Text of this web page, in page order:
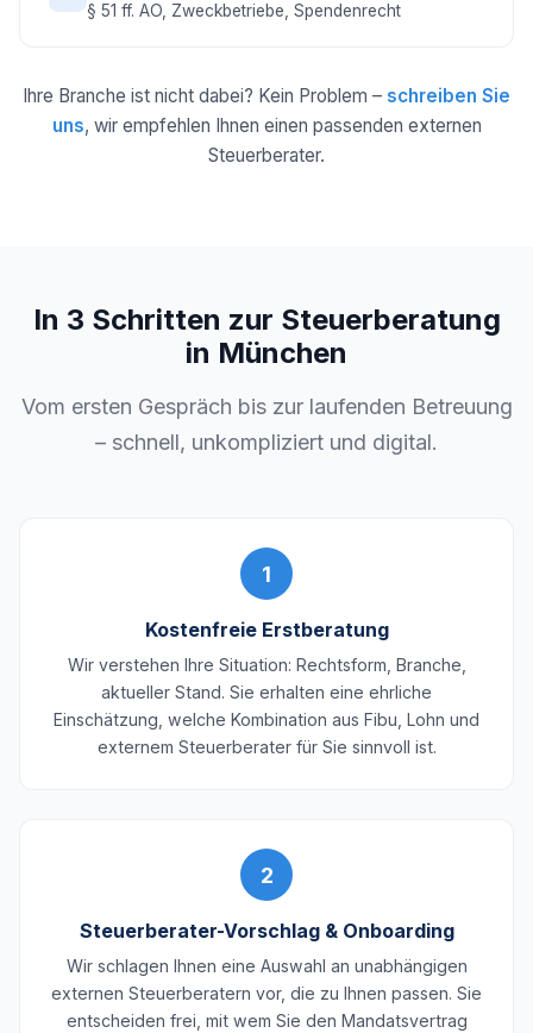
§ 51 ff. AO, Zweckbetriebe, Spendenrecht
Ihre Branche ist nicht dabei? Kein Problem – schreiben Sie
uns, wir empfehlen Ihnen einen passenden externen
Steuerberater.
In 3 Schritten zur Steuerberatung
in München
Vom ersten Gespräch bis zur laufenden Betreuung
– schnell, unkompliziert und digital.
1
Kostenfreie Erstberatung
Wir verstehen Ihre Situation: Rechtsform, Branche,
aktueller Stand. Sie erhalten eine ehrliche
Einschätzung, welche Kombination aus Fibu, Lohn und
externem Steuerberater für Sie sinnvoll ist.
2
Steuerberater-Vorschlag & Onboarding
Wir schlagen Ihnen eine Auswahl an unabhängigen
externen Steuerberatern vor, die zu Ihnen passen. Sie
entscheiden frei, mit wem Sie den Mandatsvertrag